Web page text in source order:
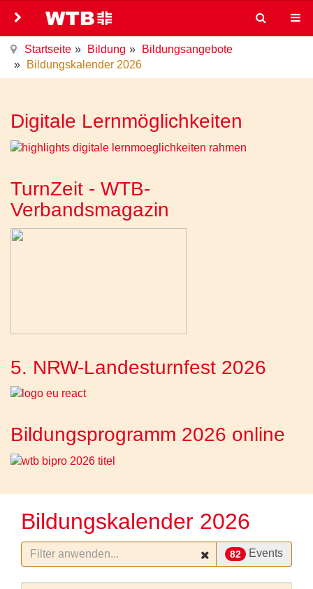
Startseite Bildung
Bildungsangebote
Bildungskalender 2026
Digitale Lernmöglichkeiten
TurnZeit - WTB-
Verbandsmagazin
5. NRW-Landesturnfest 2026
Bildungsprogramm 2026 online
Bildungskalender 2026
82 Events